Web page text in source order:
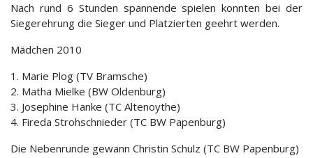
Nach rund 6 Stunden spannende spielen konnten bei der
Siegerehrung die Sieger und Platzierten geehrt werden.
Mädchen 2010
1. Marie Plog (TV Bramsche)
2. Matha Mielke (BW Oldenburg)
3. Josephine Hanke (TC Altenoythe)
4. Fireda Strohschnieder (TC BW Papenburg)
Die Nebenrunde gewann Christin Schulz (TC BW Papenburg)